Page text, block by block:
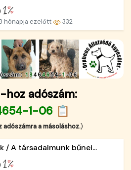
hónapja ezelőtt 332
hoz adószám:
1-06 📋
a másoláshoz.)
/ A társadalmunk bűnei...